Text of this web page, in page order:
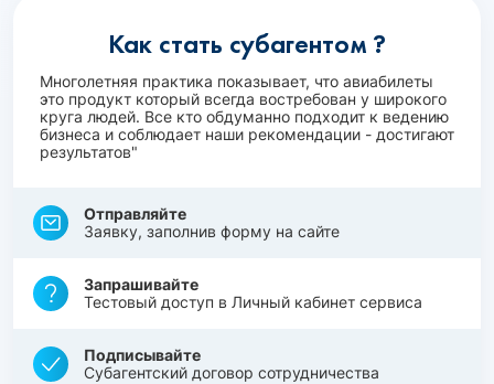
Как стать субагентом ?
Многолетняя практика показывает, что авиабилеты
это продукт который всегда востребован у широкого
круга людей. Все кто обдуманно подходит к ведению
бизнеса и соблюдает наши рекомендации - достигают
результатов"
Отправляйте
Заявку, заполнив форму на сайте
Запрашивайте
Тестовый доступ в Личный кабинет сервиса
Подписывайте
Субагентский договор сотрудничества